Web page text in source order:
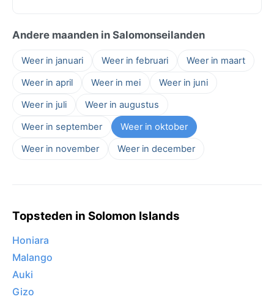
Andere maanden in Salomonseilanden
Weer in januari Weer in februari
Weer in maart
Weer in april
Weer in mei
Weer in juni
Weer in juli
Weer in augustus
Weer in september
Weer in oktober
Weer in november
Weer in december
Topsteden in Solomon Islands
Honiara
Malango
Auki
Gizo